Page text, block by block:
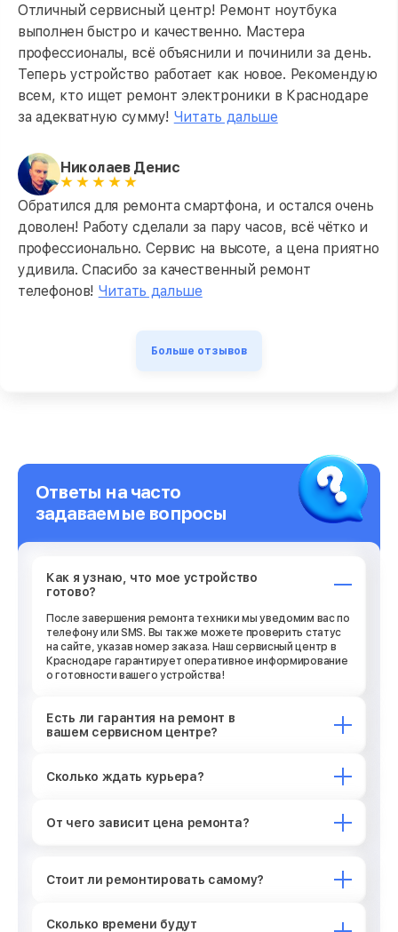
Отличный сервисный центр! Ремонт ноутбука
выполнен быстро и качественно. Мастера
профессионалы, всё объяснили и починили за день.
Теперь устройство работает как новое. Рекомендую
всем, кто ищет ремонт электроники в Краснодаре
за адекватную сумму! Читать дальше
Николаев Денис
Обратился для ремонта смартфона, и остался очень
доволен! Работу сделали за пару часов, всё чётко и
профессионально. Сервис на высоте, а цена приятно
удивила. Спасибо за качественный ремонт
телефонов! Читать дальше
Больше отзывов
Ответы на часто
задаваемые вопросы
Как я узнаю, что мое устройство
готово?
После завершения ремонта техники мы уведомим вас по
телефону или SMS. Вы также можете проверить статус
на сайте, указав номер заказа. Наш сервисный центр в
Краснодаре гарантирует оперативное информирование
о готовности вашего устройства!
Есть ли гарантия на ремонт в
вашем сервисном центре?
Сколько ждать курьера?
От чего зависит цена ремонта?
Стоит ли ремонтировать самому?
Сколько времени будут